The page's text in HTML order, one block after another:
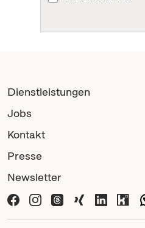
Dienstleistungen
Jobs
Kontakt
Presse
Newsletter